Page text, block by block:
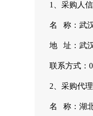
1、采购人
名 称：武
地 址：武
联系方式：
2、采购代
名 称：湖